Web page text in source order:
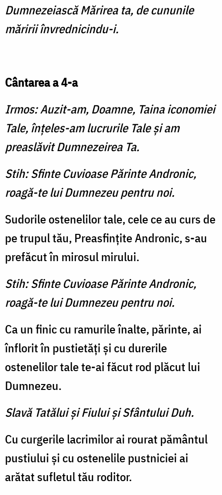
Dumnezeiască Mărirea ta, de cununile
măririi învrednicindu-i.
Cântarea a 4-a
Irmos: Auzit-am, Doamne, Taina iconomiei
Tale, înţeles-am lucrurile Tale şi am
preaslăvit Dumnezeirea Ta.
Stih: Sfinte Cuvioase Părinte Andronic,
roagă-te lui Dumnezeu pentru noi.
Sudorile ostenelilor tale, cele ce au curs de
pe trupul tău, Preasfinţite Andronic, s-au
prefăcut în mirosul mirului.
Stih: Sfinte Cuvioase Părinte Andronic,
roagă-te lui Dumnezeu pentru noi.
Ca un finic cu ramurile înal­te, părinte, ai
înflorit în pustietăţi şi cu durerile
ostenelilor tale te-ai făcut rod plăcut lui
Dumnezeu.
Slavă Tatălui şi Fiului şi Sfântului Duh.
Cu curgerile lacrimilor ai rourat pământul
pustiului şi cu ostenelile pustniciei ai
arătat sufletul tău roditor.